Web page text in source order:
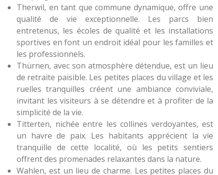
Therwil, en tant que commune dynamique, offre une
qualité de vie exceptionnelle. Les parcs bien
entretenus, les écoles de qualité et les installations
sportives en font un endroit idéal pour les familles et
les professionnels.
Thürnen, avec son atmosphère détendue, est un lieu
de retraite paisible. Les petites places du village et les
ruelles tranquilles créent une ambiance conviviale,
invitant les visiteurs à se détendre et à profiter de la
simplicité de la vie.
Titterten, nichée entre les collines verdoyantes, est
un havre de paix. Les habitants apprécient la vie
tranquille de cette localité, où les petits sentiers
offrent des promenades relaxantes dans la nature.
Wahlen, est un lieu de charme. Les petites places du